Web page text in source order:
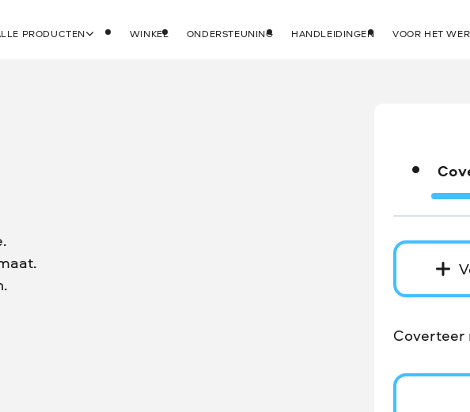
PRODUCTEN WINKEL ONDERSTEUNING HANDLEIDINGEN VOOR HET
Coverteer